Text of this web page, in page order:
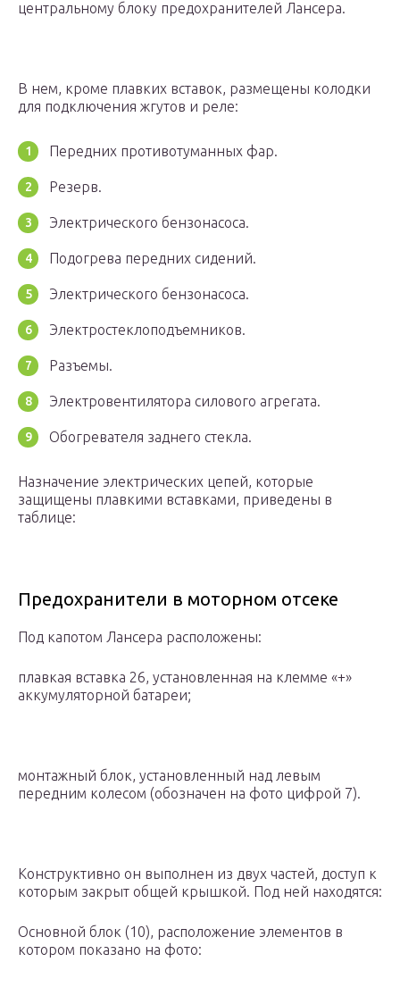
центральному блоку предохранителей Лансера.
В нем, кроме плавких вставок, размещены колодки
для подключения жгутов и реле:
Передних противотуманных фар.
Резерв.
Электрического бензонасоса.
Подогрева передних сидений.
Электрического бензонасоса.
Электростеклоподъемников.
Разъемы.
Электровентилятора силового агрегата.
Обогревателя заднего стекла.
Назначение электрических цепей, которые
защищены плавкими вставками, приведены в
таблице:
Предохранители в моторном отсеке
Под капотом Лансера расположены:
плавкая вставка 26, установленная на клемме «+»
аккумуляторной батареи;
монтажный блок, установленный над левым
передним колесом (обозначен на фото цифрой 7).
Конструктивно он выполнен из двух частей, доступ к
которым закрыт общей крышкой. Под ней находятся:
Основной блок (10), расположение элементов в
котором показано на фото: